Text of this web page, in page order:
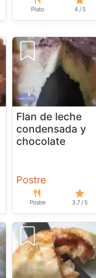
Plato 4 / 5
Flan de leche
condensada y
chocolate
Postre
Postre 3.7 / 5